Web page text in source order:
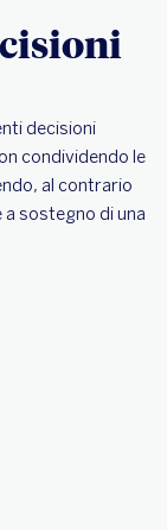
decisioni
condividendo le
al contrario
sostegno di una